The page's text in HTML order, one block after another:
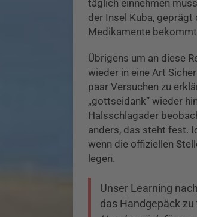
täglich einnehmen
der Insel Kuba, geprägt
Medikamente
Übrigens um an diese
wieder in eine Art
paar Versuchen zu
„gottseidank“ wieder
Halsschlagader
anders, das steht fest.
wenn die offiziellen
legen.
Unser Learning
das Handgepäck zu